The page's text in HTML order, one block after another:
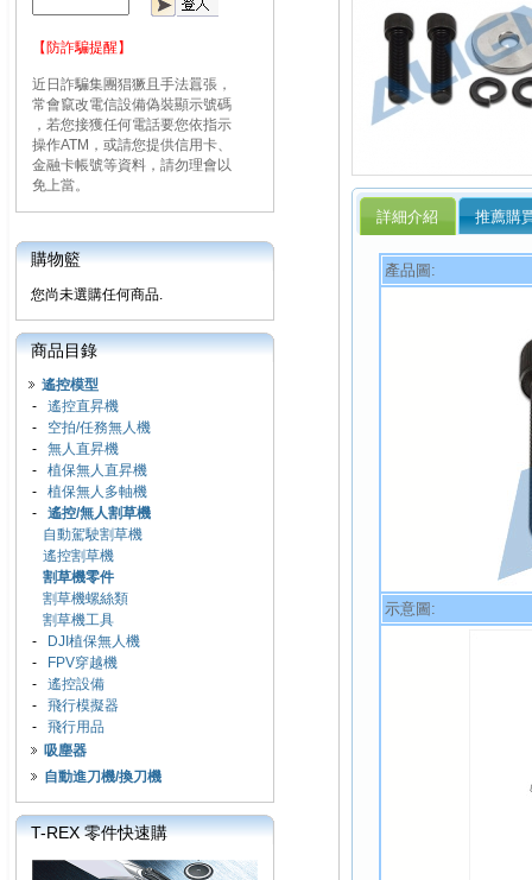
【防詐騙提醒】
近日詐騙集團猖獗且手法囂張，
常會竄改電信設備偽裝顯示號碼
，若您接獲任何電話要您依指示
操作ATM，或請您提供信用卡、
金融卡帳號等資料，請勿理會以
免上當。
購物籃
您尚未選購任何商品.
商品目錄
遙控模型
- 遙控直昇機
- 空拍/任務無人機
- 無人直昇機
- 植保無人直昇機
- 植保無人多軸機
- 遙控/無人割草機
自動駕駛割草機
遙控割草機
割草機零件
割草機螺絲類
割草機工具
-
DJI植保無人機
-
FPV穿越機
- 遙控設備
- 飛行模擬器
- 飛行用品
吸塵器
自動進刀機/換刀機
T-REX 零件快速購
詳細介紹 推薦購
產品圖:
示意圖: